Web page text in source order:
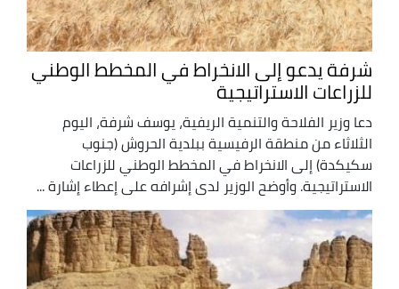
شرفة يدعو إلى الانخراط في المخطط الوطني
للزراعات الاستراتيجية
دعا وزير الفلاحة والتنمية الريفية، يوسف شرفة، اليوم
الثلاثاء من منطقة الرفيسية ببلدية الحروش (جنوب
سكيكدة) إلى الانخراط في المخطط الوطني للزراعات
الاستراتيجية. وأوضح الوزير لدى إشرافه على إعطاء إشارة ...